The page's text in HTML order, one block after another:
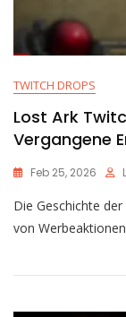
TWITCH DROPS
Lost Ark
Vergangene
Feb 25, 2026
Die Geschichte
von